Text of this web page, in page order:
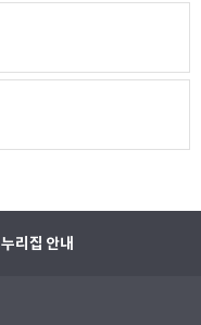
누리집 안내